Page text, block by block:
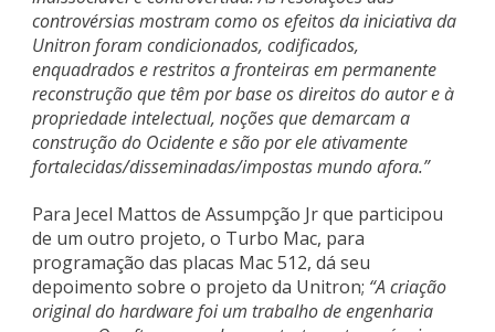
controvérsias mostram como os efeitos da iniciativa da
Unitron foram condicionados, codificados,
enquadrados e restritos a fronteiras em permanente
reconstrução que têm por base os direitos do autor e à
propriedade intelectual, noções que demarcam a
construção do Ocidente e são por ele ativamente
fortalecidas/disseminadas/impostas mundo afora.”
Para Jecel Mattos de Assumpção Jr que participou
de um outro projeto, o Turbo Mac, para
programação das placas Mac 512, dá seu
depoimento sobre o projeto da Unitron; “A criação
original do hardware foi um trabalho de engenharia